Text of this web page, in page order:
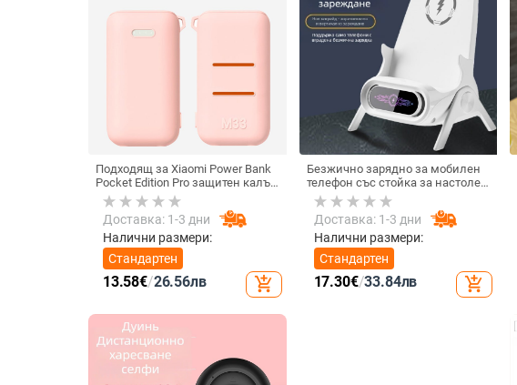
Подходящ за Xiaomi Power Bank
Pocket Edition Pro защитен калъф
33W силиконов 10000mA
неплъзгащ се защитен калъф за
Power Bank
Доставка: 1-3 дни
Налични размери:
Стандартен
13.58€/26.56лв add_shopping_cart
Безжично зарядно за мобилен
телефон със стойка за настолен
монтаж за хоризонтално или
вертикално ползване, QC3.0, 2 A,
15 W, Бързо зареждане
Доставка: 1-3 дни
Налични размери:
Стандартен
17.30€/33.84лв add_shopping_cart